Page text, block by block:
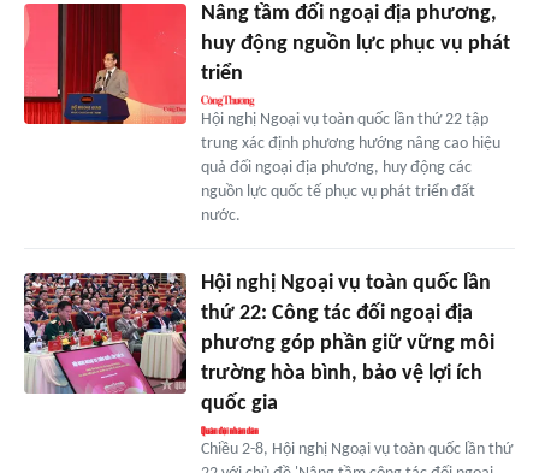
Nâng tầm đối ngoại địa phương,
huy động nguồn lực phục vụ phát
triển
Hội nghị Ngoại vụ toàn quốc lần thứ 22 tập
trung xác định phương hướng nâng cao hiệu
quả đối ngoại địa phương, huy động các
nguồn lực quốc tế phục vụ phát triển đất
nước.
Hội nghị Ngoại vụ toàn quốc lần
thứ 22: Công tác đối ngoại địa
phương góp phần giữ vững môi
trường hòa bình, bảo vệ lợi ích
quốc gia
Chiều 2-8, Hội nghị Ngoại vụ toàn quốc lần thứ